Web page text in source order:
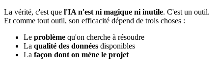
La vérité, c'est que l'IA n'est ni magique ni inutile. C'est un outil.
Et comme tout outil, son efficacité dépend de trois choses :
Le problème qu'on cherche à résoudre
La qualité des données disponibles
La façon dont on mène le projet